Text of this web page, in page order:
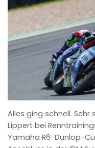
Alles ging schnell. Sehr
Lippert bei
Yamaha R6-Dunlop-